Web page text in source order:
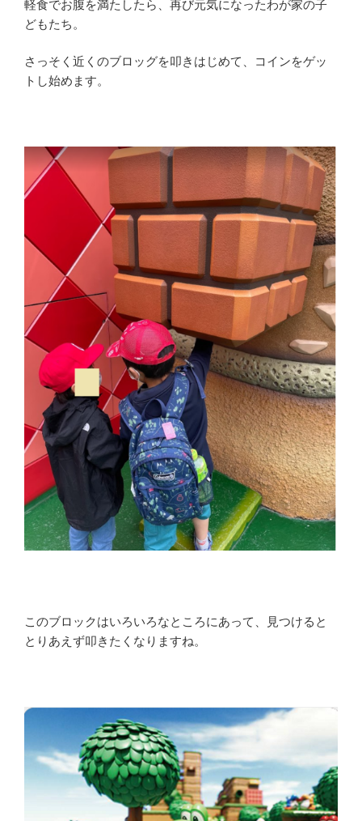
軽食でお腹を満たしたら、再び元気になったわが家の子
どもたち。
さっそく近くのブロッグを叩きはじめて、コインをゲッ
トし始めます。
このブロックはいろいろなところにあって、見つけると
とりあえず叩きたくなりますね。